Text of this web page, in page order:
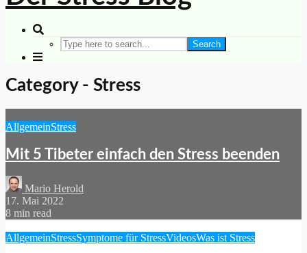
Search
Category - Stress
AllgemeinStress
Mit 5 Tibeter einfach den Stress beenden
Mario Herold
17. Mai 2022
8 min read
AllgemeinStressSymptome für StressVideosWas ist Stress